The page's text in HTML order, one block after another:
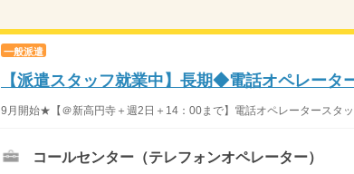
一般派遣
【派遣スタッフ就業中】長期◆電話オペレータ
9月開始★【＠新高円寺＋週2日＋14：00まで】電話オペレータースタ
コールセンター（テレフォンオペレーター）